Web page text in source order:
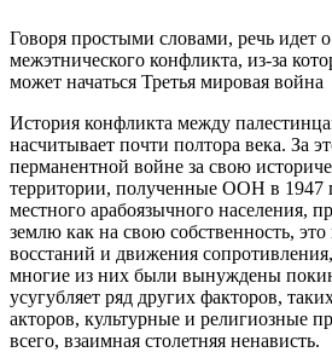
Говоря простыми словами, речь идет
межэтнического конфликта, из-за
может начаться Третья мировая война
История конфликта между
насчитывает почти полтора века. За
перманентной войне за свою
территории, полученные ООН в 1947
местного арабоязычного населения,
землю как на свою собственность,
восстаний и движения сопротивления,
многие из них были вынуждены
усугубляет ряд других факторов,
акторов, культурные и религиозные
всего, взаимная столетняя ненависть.